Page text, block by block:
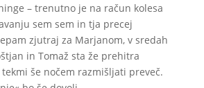
– trenutno je na račun kolesa
sem sem in tja precej
zjutraj za Marjanom, v sredah
in Tomaž sta že prehitra
še nočem razmišljati preveč.